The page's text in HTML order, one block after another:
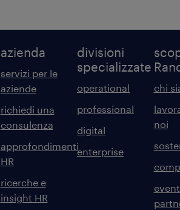
azienda
servizi per le
aziende
richiedi una
consulenza
approfondimenti
HR
ricerche e
insight HR
divisioni
specializzate
operational
professional
digital
enterprise
chi
noi